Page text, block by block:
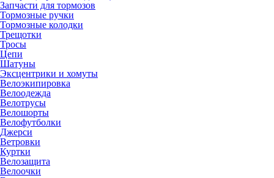
Запчасти для тормозов
Тормозные ручки
Тормозные колодки
Трещотки
Тросы
Цепи
Шатуны
Эксцентрики и хомуты
Велоэкипировка
Велоодежда
Велотрусы
Велошорты
Велофутболки
Джерси
Ветровки
Куртки
Велозащита
Велоочки